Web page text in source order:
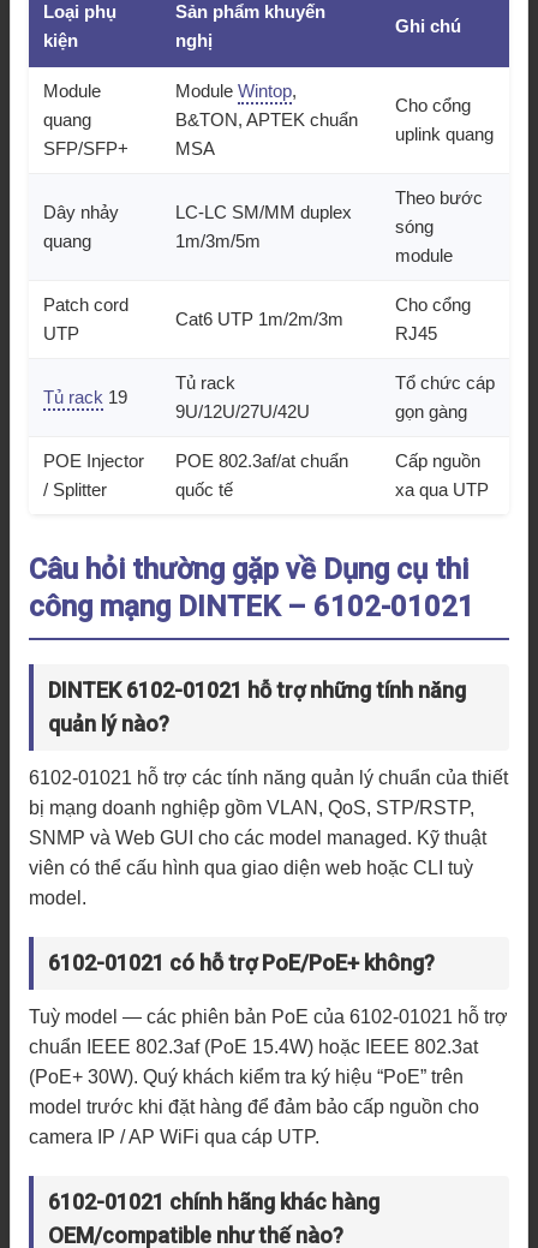
Loại phụ
kiện
Sản phẩm khuyến
nghị
Ghi chú
Module
quang
SFP/SFP+
Module Wintop,
B&TON, APTEK chuẩn
MSA
Cho cổng
uplink quang
Dây nhảy
quang
LC-LC SM/MM duplex
1m/3m/5m
Theo bước
sóng
module
Patch cord
UTP
Cat6 UTP 1m/2m/3m
Cho cổng
RJ45
Tủ rack 19
Tủ rack
9U/12U/27U/42U
Tổ chức cáp
gọn gàng
POE Injector
/ Splitter
POE 802.3af/at chuẩn
quốc tế
Cấp nguồn
xa qua UTP
Câu hỏi thường gặp về Dụng cụ thi
công mạng DINTEK – 6102-01021
DINTEK 6102-01021 hỗ trợ những tính năng
quản lý nào?
6102-01021 hỗ trợ các tính năng quản lý chuẩn của thiết
bị mạng doanh nghiệp gồm VLAN, QoS, STP/RSTP,
SNMP và Web GUI cho các model managed. Kỹ thuật
viên có thể cấu hình qua giao diện web hoặc CLI tuỳ
model.
6102-01021 có hỗ trợ PoE/PoE+ không?
Tuỳ model — các phiên bản PoE của 6102-01021 hỗ trợ
chuẩn IEEE 802.3af (PoE 15.4W) hoặc IEEE 802.3at
(PoE+ 30W). Quý khách kiểm tra ký hiệu “PoE” trên
model trước khi đặt hàng để đảm bảo cấp nguồn cho
camera IP / AP WiFi qua cáp UTP.
6102-01021 chính hãng khác hàng
OEM/compatible như thế nào?